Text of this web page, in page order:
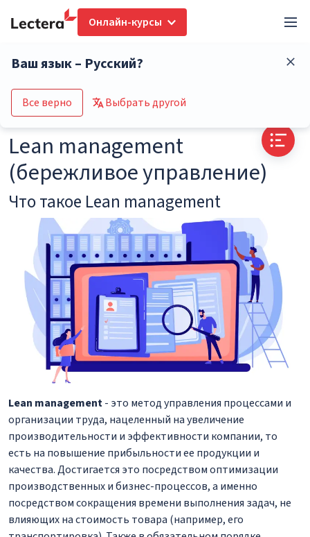
Онлайн-курсы
Ваш язык – Русский?
Все верно Выбрать другой
Перейти в каталог курсов
Lean management
(бережливое управление)
Что такое Lean management
Lean management- это метод управления процессами и
организации труда, нацеленный на увеличение
производительности и эффективности компании, то
есть на повышение прибыльности ее продукции и
качества. Достигается это посредством оптимизации
производственных и бизнес-процессов, а именно
посредством сокращения времени выполнения задач, не
влияющих на стоимость товара (например, его